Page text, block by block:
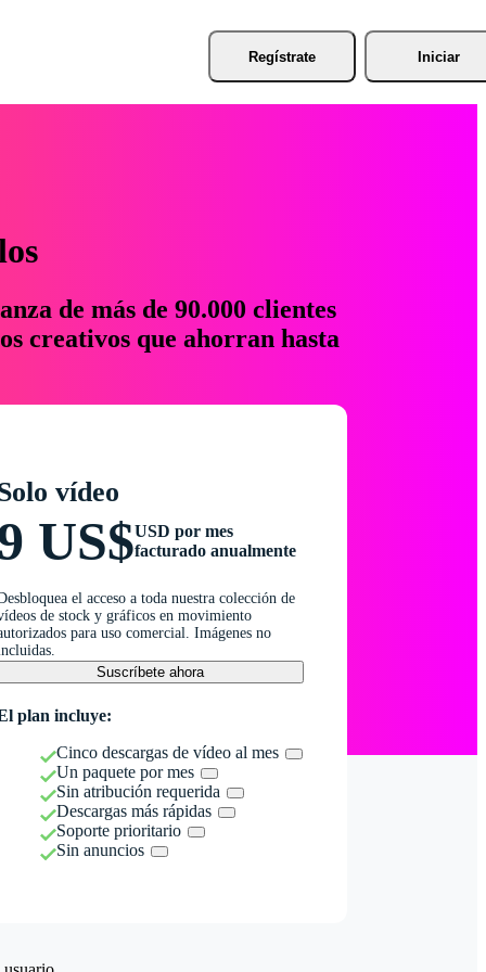
Regístrate Iniciar
de más de 90.000 clientes
creativos que ahorran hasta
vídeo
US$USD por mes
facturado anualmente
el acceso a toda nuestra colección de
de stock y gráficos en movimiento
para uso comercial. Imágenes no
Suscríbete ahora
plan incluye:
Cinco descargas de vídeo al mes
Un paquete por mes
Sin atribución requerida
Descargas más rápidas
Soporte prioritario
Sin anuncios